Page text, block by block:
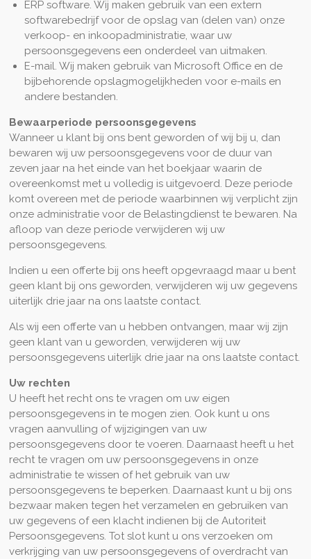
ERP software. Wij maken gebruik van een extern
softwarebedrijf voor de opslag van (delen van) onze
verkoop- en inkoopadministratie, waar uw
persoonsgegevens een onderdeel van uitmaken.
E-mail. Wij maken gebruik van Microsoft Office en de
bijbehorende opslagmogelijkheden voor e-mails en
andere bestanden.
Bewaarperiode persoonsgegevens
Wanneer u klant bij ons bent geworden of wij bij u, dan
bewaren wij uw persoonsgegevens voor de duur van
zeven jaar na het einde van het boekjaar waarin de
overeenkomst met u volledig is uitgevoerd. Deze periode
komt overeen met de periode waarbinnen wij verplicht zijn
onze administratie voor de Belastingdienst te bewaren. Na
afloop van deze periode verwijderen wij uw
persoonsgegevens.
Indien u een offerte bij ons heeft opgevraagd maar u bent
geen klant bij ons geworden, verwijderen wij uw gegevens
uiterlijk drie jaar na ons laatste contact.
Als wij een offerte van u hebben ontvangen, maar wij zijn
geen klant van u geworden, verwijderen wij uw
persoonsgegevens uiterlijk drie jaar na ons laatste contact.
Uw rechten
U heeft het recht ons te vragen om uw eigen
persoonsgegevens in te mogen zien. Ook kunt u ons
vragen aanvulling of wijzigingen van uw
persoonsgegevens door te voeren. Daarnaast heeft u het
recht te vragen om uw persoonsgegevens in onze
administratie te wissen of het gebruik van uw
persoonsgegevens te beperken. Daarnaast kunt u bij ons
bezwaar maken tegen het verzamelen en gebruiken van
uw gegevens of een klacht indienen bij de Autoriteit
Persoonsgegevens. Tot slot kunt u ons verzoeken om
verkrijging van uw persoonsgegevens of overdracht van